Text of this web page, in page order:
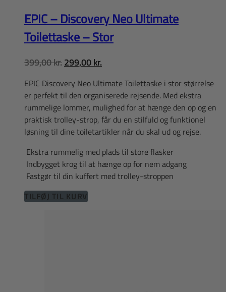
EPIC – Discovery Neo Ultimate
Toilettaske – Stor
399,00kr.Den
pris
var:
399,00 kr..
299,00kr.
pris
er:
299,00 kr..
EPIC Discovery Neo Ultimate Toilettaske i stor størrelse
er perfekt til den organiserede rejsende. Med ekstra
rummelige lommer, mulighed for at hænge den op og en
praktisk trolley-strop, får du en stilfuld og funktionel
løsning til dine toiletartikler når du skal ud og rejse.
Ekstra rummelig med plads til store flasker
Indbygget krog til at hænge op for nem adgang
Fastgør til din kuffert med trolley-stroppen
TILFØJ TIL KURV